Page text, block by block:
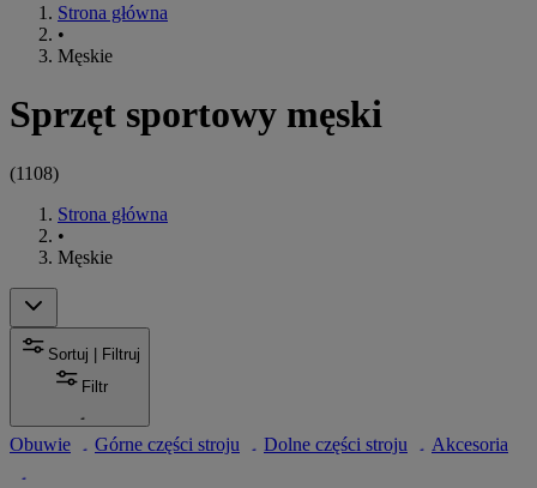
Strona główna
•
Męskie
Sprzęt sportowy męski
(1108)
Strona główna
•
Męskie
Sortuj | Filtruj
Filtr
Obuwie Górne części stroju Dolne części stroju Akcesoria